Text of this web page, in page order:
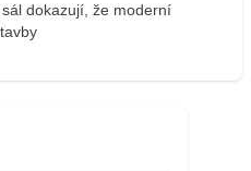
dokazují, že moderní